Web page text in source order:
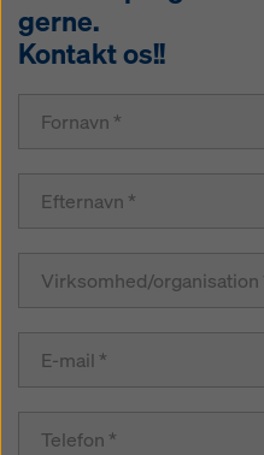
gerne.
Kontakt os!!